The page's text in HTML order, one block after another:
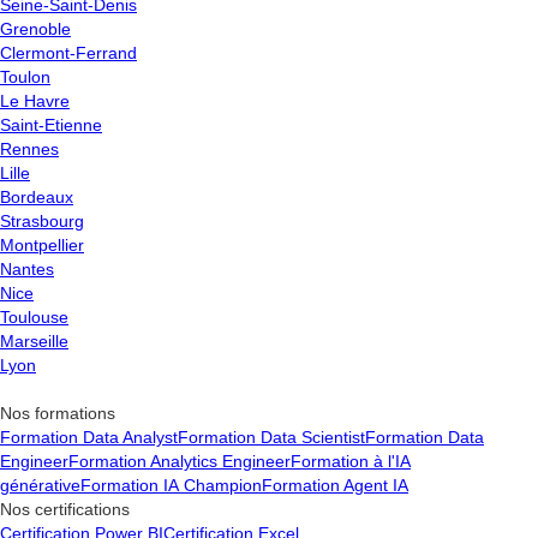
Curiosité et apprentissage continu
tendances et technologies en analyse de données.
Seine-Saint-Denis
Grenoble
Clermont-Ferrand
Toulon
Le Havre
Saint-Etienne
Rennes
Lille
Bordeaux
Strasbourg
Montpellier
Nantes
Nice
Toulouse
Marseille
Lyon
Nos formations
Formation Data AnalystFormation Data ScientistFormation Data
EngineerFormation Analytics EngineerFormation à l'IA
générativeFormation IA ChampionFormation Agent IA
Nos certifications
Certification Power BICertification Excel